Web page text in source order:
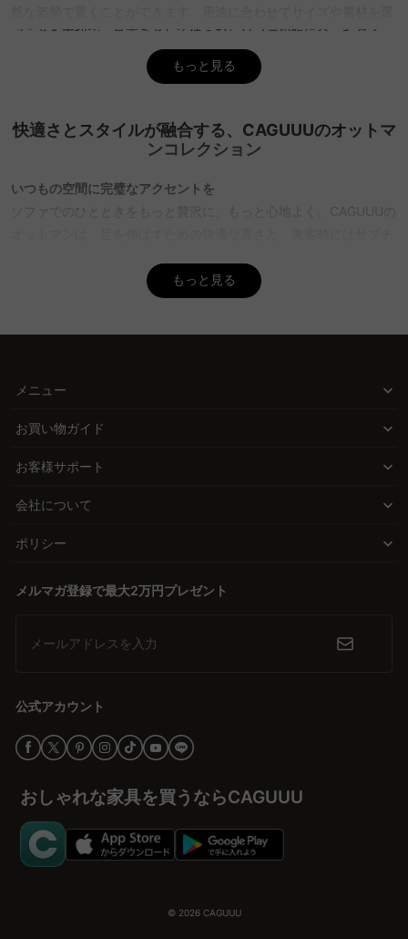
ぶことも大切で、足置きとして使うならソファの幅に合ったタイ
プ、椅子やサイドテーブルとして使うなら座面が広めのタイプがお
すすめです。CAGUUUでは、ソファと組み合わせやすいデザインの
Q. オットマンのメリットは何ですか？
く、椅子・サイドテーブル・収納など多用途に使える点です。特に
収納付きタイプは、リビングの小物をすっきり整理したい方に最適
ンや、リビングを快適に整える収納家具を豊富に取り揃えておりま
すので、ぜひご覧ください。
ーブルなど用途が広いため、ひとつあるだけで暮らしが快適になり
能です。CAGUUUでは、一人暮らしにぴったりなコンパクト家具や
にぜひお役立てください。
Q. オットマンを使うと何が楽ですか？
腰や脚の負担が軽減され、リラックスしやすくなります。さらに、
整いやすくなる点もメリットです。CAGUUUでは、オットマンと組
り、快適な空間づくりをサポートいたします。
もっと見る
快適さとスタイルが融合する、CAGUUUのオットマ
ンコレクション
いつもの空間に完璧なアクセントを
ソファでのひとときをもっと贅沢に、もっと心地よく。CAGUUUの
どよい存在感を与えながら、暮らしをワンランク上の心地よさへ導
変える多機能アイテムです。収納スペース付きタイプなら、散らか
ば、トレイを置いてサイドテーブルとしても活躍します。素材・
台をご用意しています。
毎日使う家具だからこそ、長く使える品質にこだわりました。ファ
重視した構造で仕上げています。生産体制の工夫により余計なコス
る一台です。
CAGUUUでは、5年間の品質保証と24時間対応のカスタマーサポー
トをご用意し、購入後も安心してお使いいただける環境を整えてい
ます。無料のインテリア提案「MyCoordi」では、お部屋に合うオ
ットマンのサイズや素材、コーディネートまでしっかりサポート。
バーチャルショールームでは、実際に設置したイメージをオンライ
ンで確認できます。
あなたのライフスタイルに合った理想の選択肢
せやすいデザインを豊富に展開しています。ソファと合わせて統一
もっと見る
メニュー
お買い物ガイド
お客様サポート
会社について
ポリシー
メルマガ登録で最大2万円プレゼント
メールアドレスを入力
公式アカウント
おしゃれな家具を買うならCAGUUU
© 2026 CAGUUU